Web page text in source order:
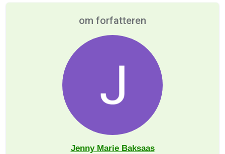
om forfatteren
Jenny Marie Baksaas